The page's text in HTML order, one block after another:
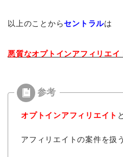
以上のことからセントラルは
悪質なオプトインアフィリエイ
オプトインアフィリエイト
アフィリエイトの案件を扱